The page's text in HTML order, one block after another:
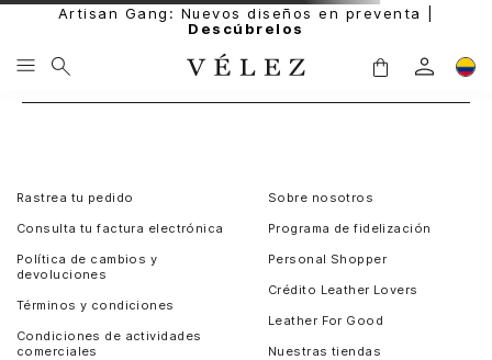
Artisan Gang: Nuevos diseños en preventa |
Descúbrelos
Rastrea tu pedido
Consulta tu factura electrónica
Política de cambios y
devoluciones
Términos y condiciones
Condiciones de actividades
comerciales
Sobre nosotros
Programa de fidelización
Personal Shopper
Crédito Leather Lovers
Leather For Good
Nuestras tiendas